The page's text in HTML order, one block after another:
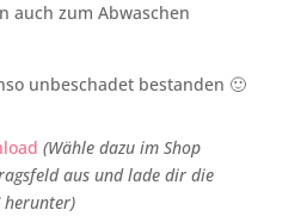
auch zum Abwaschen
unbeschadet bestanden 🙂
(Wähle dazu im Shop
aus und lade dir die
herunter)